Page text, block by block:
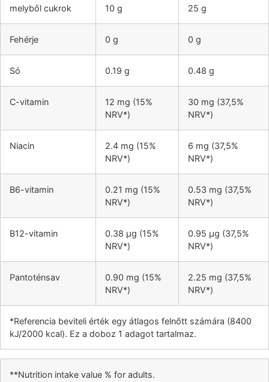
melyből cukrok 10 g 25 g
Fehérje 0 g 0 g
Só 0.19 g 0.48 g
C-vitamin
12 mg (15%
NRV*)
30 mg (37,5%
NRV*)
Niacin
2.4 mg (15%
NRV*)
6 mg (37,5%
NRV*)
B6-vitamin
0.21 mg (15%
NRV*)
0.53 mg (37,5%
NRV*)
B12-vitamin
0.38 µg (15%
NRV*)
0.95 µg (37,5%
NRV*)
Pantoténsav
0.90 mg (15%
NRV*)
2.25 mg (37,5%
NRV*)
*Referencia beviteli érték egy átlagos felnőtt számára (8400
kJ/2000 kcal). Ez a doboz 1 adagot tartalmaz.
**Nutrition intake value % for adults.